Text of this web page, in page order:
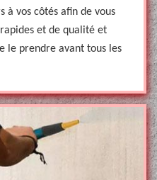
à vos côtés afin de vous
et de qualité et
le prendre avant tous les